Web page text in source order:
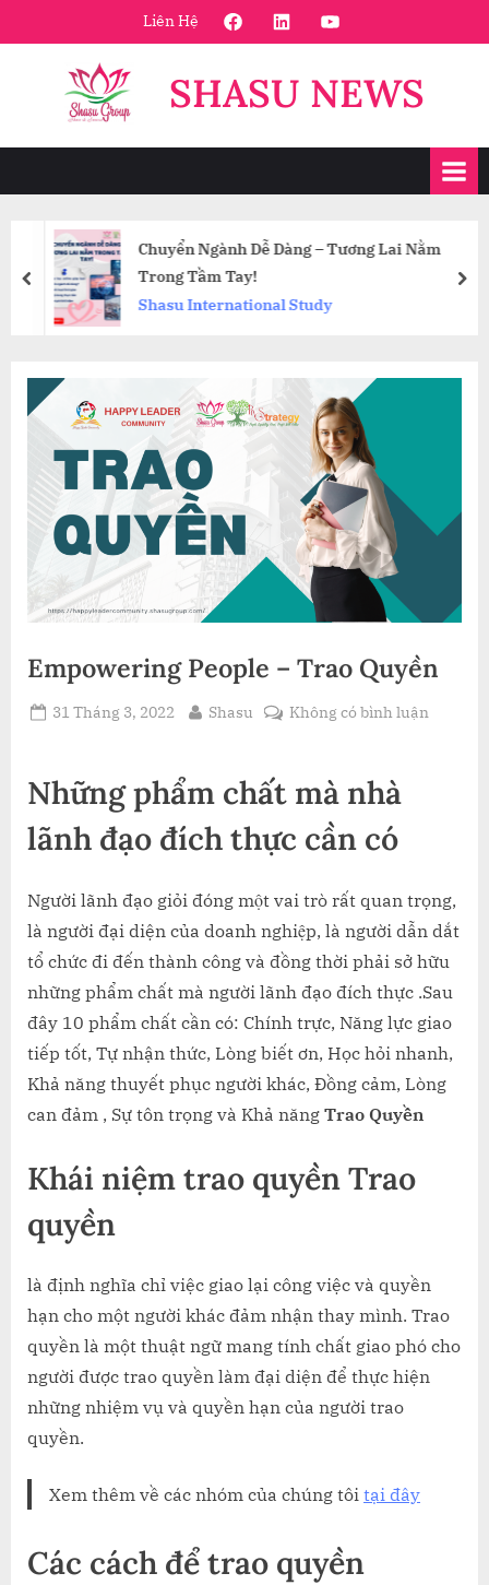
to
Liên Hệ FaceBookLinkedinYoutube
SHASU NEWS
Chuyển Ngành Dễ Dàng – Tương Lai Nằm
Trong Tầm Tay!
Shasu International Study
prev
Empowering People – Trao Quyền
Posted
31 Tháng 3, 2022 By
Shasu Không có bình luậnở
Những phẩm chất mà nhà
lãnh đạo đích thực cần có
Người lãnh đạo giỏi đóng một vai trò rất quan trọng,
là người đại diện của doanh nghiệp, là người dẫn dắt
tổ chức đi đến thành công và đồng thời phải sở hữu
những phẩm chất mà người lãnh đạo đích thực .Sau
đây 10 phẩm chất cần có: Chính trực, Năng lực giao
tiếp tốt, Tự nhận thức, Lòng biết ơn, Học hỏi nhanh,
Khả năng thuyết phục người khác, Đồng cảm, Lòng
can đảm , Sự tôn trọng và Khả năng Trao Quyền
Khái niệm trao quyền Trao
quyền
là định nghĩa chỉ việc giao lại công việc và quyền
hạn cho một người khác đảm nhận thay mình. Trao
quyền là một thuật ngữ mang tính chất giao phó cho
người được trao quyền làm đại diện để thực hiện
những nhiệm vụ và quyền hạn của người trao
quyền.
Xem thêm về các nhóm của chúng tôi tại đây
Các cách để trao quyền